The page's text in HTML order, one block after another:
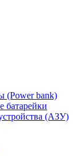
(Power bank)
батарейки
(АЗУ)